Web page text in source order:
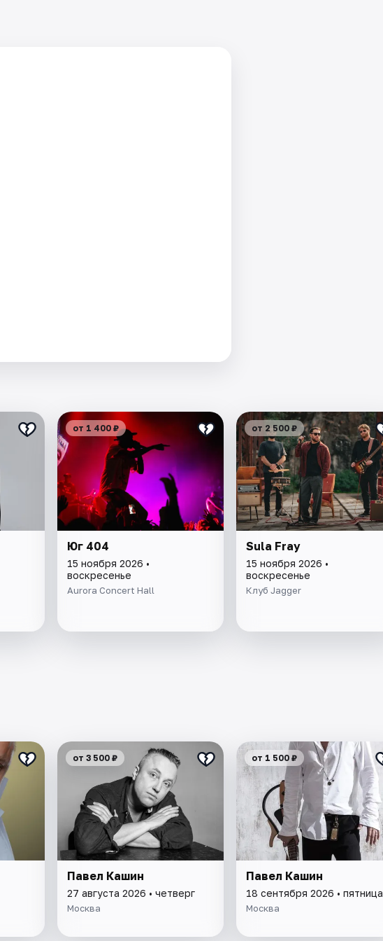
от 1 400 ₽
Юг 404
15 ноября 2026 •
воскресенье
Aurora Concert Hall
от 2 500 ₽
Sula Fray
15 ноября 2026 •
воскресенье
Клуб Jagger
от 3 500 ₽
Павел Кашин
27 августа 2026 • четверг
Москва
от 1 500 ₽
Павел Кашин
18 сентября 2026 • пятница
Москва